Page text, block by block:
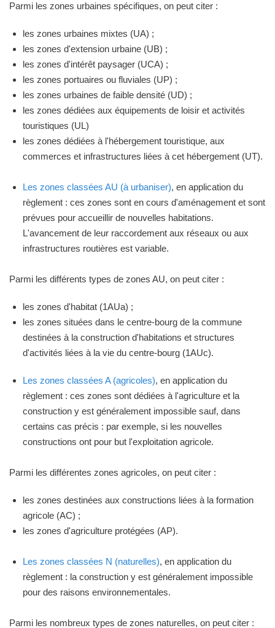
Parmi les zones urbaines spécifiques, on peut citer :
les zones urbaines mixtes (UA) ;
les zones d'extension urbaine (UB) ;
les zones d'intérêt paysager (UCA) ;
les zones portuaires ou fluviales (UP) ;
les zones urbaines de faible densité (UD) ;
les zones dédiées aux équipements de loisir et activités
touristiques (UL)
les zones dédiées à l'hébergement touristique, aux
commerces et infrastructures liées à cet hébergement (UT).
Les zones classées AU (à urbaniser), en application du
règlement : ces zones sont en cours d'aménagement et sont
prévues pour accueillir de nouvelles habitations.
L'avancement de leur raccordement aux réseaux ou aux
infrastructures routières est variable.
Parmi les différents types de zones AU, on peut citer :
les zones d'habitat (1AUa) ;
les zones situées dans le centre-bourg de la commune
destinées à la construction d'habitations et structures
d'activités liées à la vie du centre-bourg (1AUc).
Les zones classées A (agricoles), en application du
règlement : ces zones sont dédiées à l'agriculture et la
construction y est généralement impossible sauf, dans
certains cas précis : par exemple, si les nouvelles
constructions ont pour but l'exploitation agricole.
Parmi les différentes zones agricoles, on peut citer :
les zones destinées aux constructions liées à la formation
agricole (AC) ;
les zones d'agriculture protégées (AP).
Les zones classées N (naturelles), en application du
règlement : la construction y est généralement impossible
pour des raisons environnementales.
Parmi les nombreux types de zones naturelles, on peut citer :